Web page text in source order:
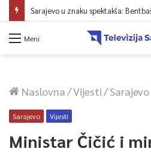
Meni
Naslovna/Vijesti/Sarajevo
Sarajevo Vijesti
Ministar Čičić i